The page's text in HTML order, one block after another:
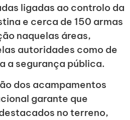
ligadas ao controlo da
e cerca de 150 armas
naquelas áreas,
autoridades como de
a segurança pública.
dos acampamentos
garante que
no terreno,